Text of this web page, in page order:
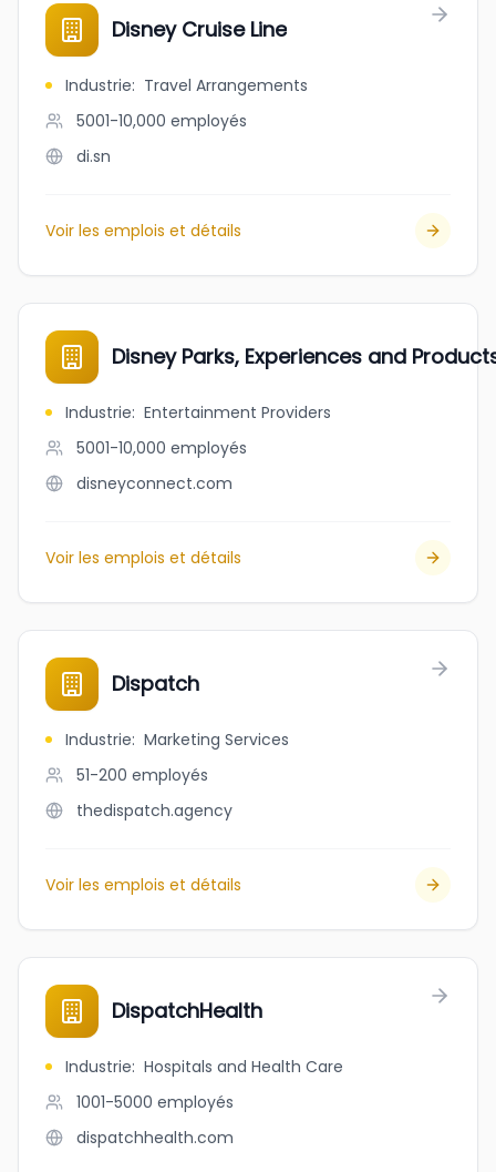
Disney Cruise Line
Industrie: Travel Arrangements
5001-10,000 employés
di.sn
Voir les emplois et détails
Disney Parks, Experiences and
Industrie: Entertainment Providers
5001-10,000 employés
disneyconnect.com
Voir les emplois et détails
Dispatch
Industrie: Marketing Services
51-200 employés
thedispatch.agency
Voir les emplois et détails
DispatchHealth
Industrie: Hospitals and Health Care
1001-5000 employés
dispatchhealth.com